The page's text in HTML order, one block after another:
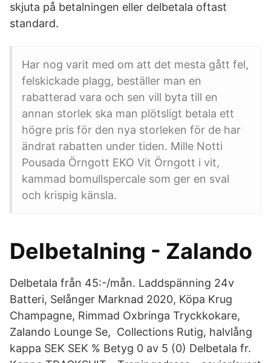
skjuta på betalningen eller delbetala oftast
standard.
Har nog varit med om att det mesta gått fel,
felskickade plagg, beställer man en
rabatterad vara och sen vill byta till en
annan storlek ska man plötsligt betala ett
högre pris för den nya storleken för de har
ändrat rabatten under tiden. Mille Notti
Pousada Örngott EKO Vit Örngott i vit,
kammad bomullspercale som ger en sval
och krispig känsla.
Delbetalning - Zalando
Delbetala från 45:-/mån. Laddspänning 24v
Batteri, Selånger Marknad 2020, Köpa Krug
Champagne, Rimmad Oxbringa Tryckkokare,
Zalando Lounge Se, Collections Rutig, halvlång
kappa SEK SEK % Betyg 0 av 5 (0) Delbetala fr.